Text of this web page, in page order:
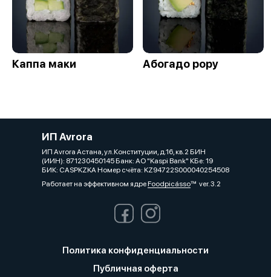
Каппа маки Абогадо рору
ИП Avrora
ИП Avrora Астана, ул.Конституции, д.16, кв.2 БИН
(ИИН): 871230450145 Банк: АО "Kaspi Bank" КБе: 19
БИК: CASPKZKA Номер счёта: KZ94722S000040254508
Работает на эффективном ядреFoodpicássover. 3.2
Политика конфиденциальности
Публичная оферта